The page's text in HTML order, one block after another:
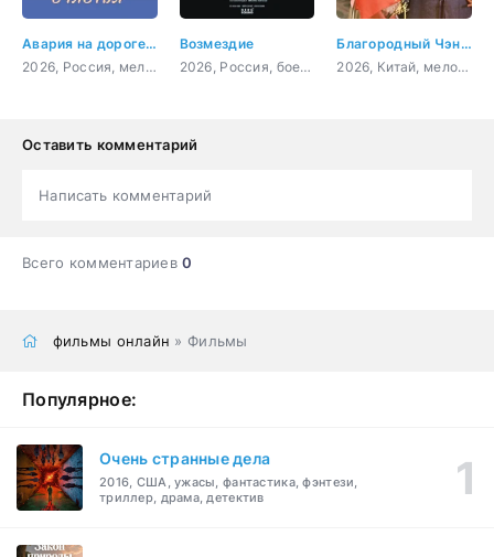
Авария на дороге счастья
2026, Россия, мелодрама
Возмездие
2026, Россия, боевик, драма
Благородный Чэнь и прекрасная Цзинь
2026, Китай, мелодрама, история
Оставить комментарий
Написать комментарий
Всего комментариев0
фильмы онлайн » Фильмы
Популярное:
Очень странные дела
2016, США, ужасы, фантастика, фэнтези,
триллер, драма, детектив